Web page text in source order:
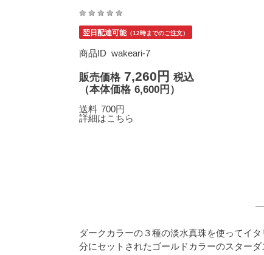
翌日配達可能（12時までのご注文）
商品ID wakeari-7
販売価格 7,260円 税込
（本体価格 6,600円）
送料 700円
詳細はこちら
ダークカラーの３種の淡水真珠を使ってイ
分にセットされたゴールドカラーのスター